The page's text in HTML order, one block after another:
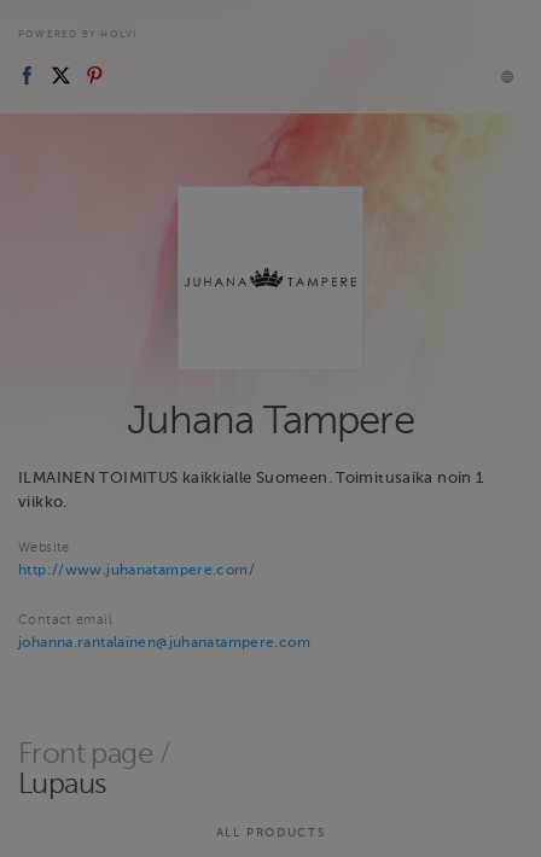
POWERED BY HOLVI
Juhana Tampere
ILMAINEN TOIMITUS kaikkialle Suomeen. Toimitusaika noin 1
viikko.
Website
http://www.juhanatampere.com/
Contact email
johanna.rantalainen@juhanatampere.com
Front page /
Lupaus
ALL PRODUCTS